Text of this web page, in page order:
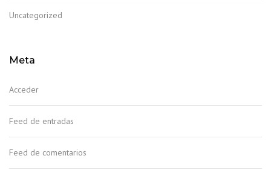
Uncategorized
Meta
Acceder
Feed de entradas
Feed de comentarios